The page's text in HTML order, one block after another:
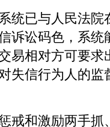
已与人民法院
诉讼码色，系统
易相对方可要求
失信行为人的
和激励两手抓